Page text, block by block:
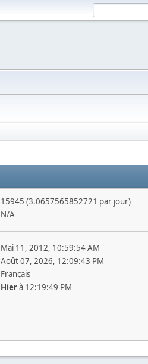
15945 (3.0657565852721 par jour)
N/A
Mai 11, 2012, 10:59:54 AM
Août 07, 2026, 12:09:43 PM
Français
Hierà 12:19:49 PM